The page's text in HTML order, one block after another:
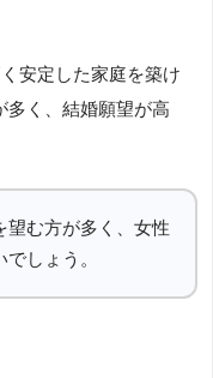
安定した家庭を築け
多く、結婚願望が高
望む方が多く、女性
しょう。